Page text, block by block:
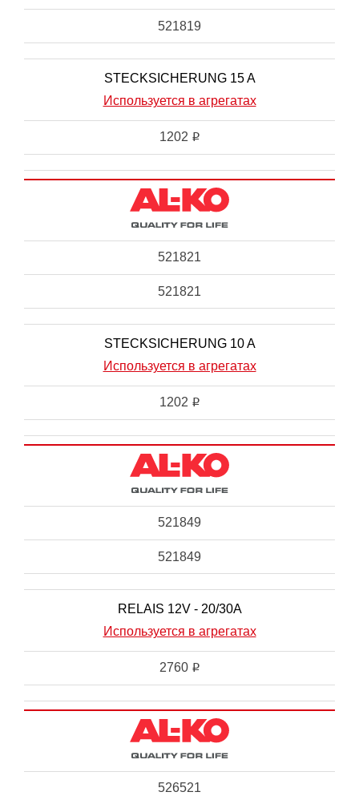
521819
STECKSICHERUNG 15 A
Используется в агрегатах
1202 i
521821
521821
STECKSICHERUNG 10 A
Используется в агрегатах
1202 i
521849
521849
RELAIS 12V - 20/30A
Используется в агрегатах
2760 i
526521